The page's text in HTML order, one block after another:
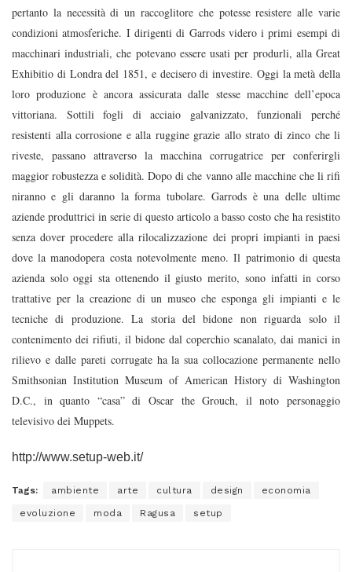
pertanto la necessità di un raccoglitore che potesse resistere alle varie
condizioni atmosferiche. I dirigenti di Garrods videro i primi esempi di
macchinari industriali, che potevano essere usati per produrli, alla Great
Exhibitio di Londra del 1851, e decisero di investire. Oggi la metà della
loro produzione è ancora assicurata dalle stesse macchine dell’epoca
vittoriana. Sottili fogli di acciaio galvanizzato, funzionali perché
resistenti alla corrosione e alla ruggine grazie allo strato di zinco che li
riveste, passano attraverso la macchina corrugatrice per conferirgli
maggior robustezza e solidità. Dopo di che vanno alle macchine che li rifi
niranno e gli daranno la forma tubolare. Garrods è una delle ultime
aziende produttrici in serie di questo articolo a basso costo che ha resistito
senza dover procedere alla rilocalizzazione dei propri impianti in paesi
dove la manodopera costa notevolmente meno. Il patrimonio di questa
azienda solo oggi sta ottenendo il giusto merito, sono infatti in corso
trattative per la creazione di un museo che esponga gli impianti e le
tecniche di produzione. La storia del bidone non riguarda solo il
contenimento dei rifiuti, il bidone dal coperchio scanalato, dai manici in
rilievo e dalle pareti corrugate ha la sua collocazione permanente nello
Smithsonian Institution Museum of American History di Washington
D.C., in quanto “casa” di Oscar the Grouch, il noto personaggio
televisivo dei Muppets.
http://www.setup-web.it/
Tags: ambiente arte cultura design economia
evoluzione moda Ragusa setup